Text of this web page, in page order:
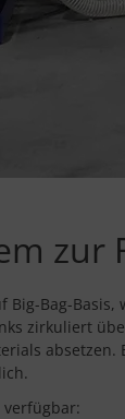
zur
Big-Bag-
zirkuliert